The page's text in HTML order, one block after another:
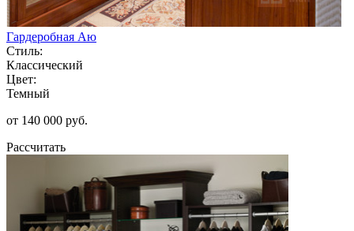
Гардеробная Аю
Стиль:
Классический
Цвет:
Темный
от 140 000 руб.
Рассчитать